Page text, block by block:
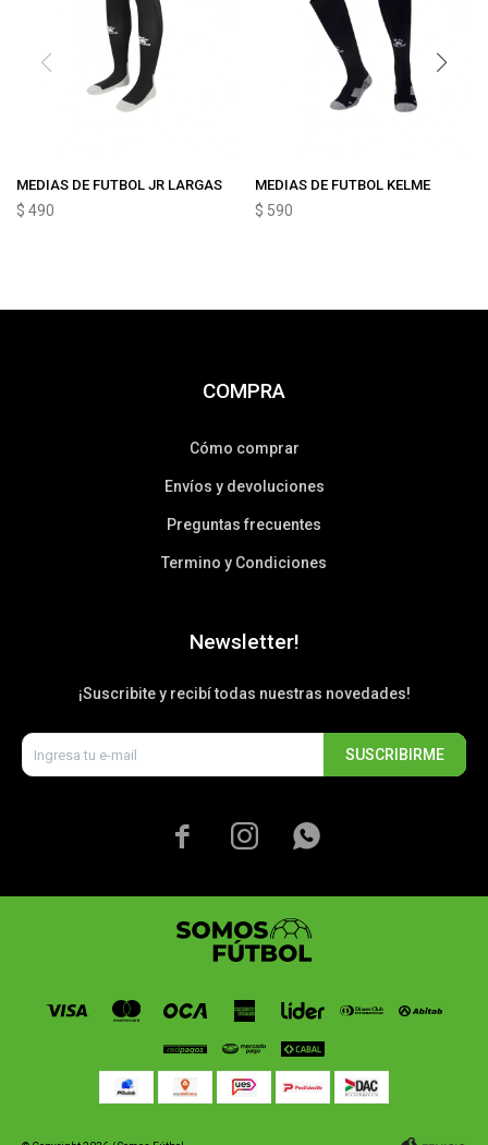
MEDIAS DE FUTBOL JR LARGAS
$ 490
MEDIAS DE FUTBOL KELME
$ 590
COMPRA
Cómo comprar
Envíos y devoluciones
Preguntas frecuentes
Termino y Condiciones
Newsletter!
¡Suscribite y recibí todas nuestras novedades!
SUSCRIBIRME
  